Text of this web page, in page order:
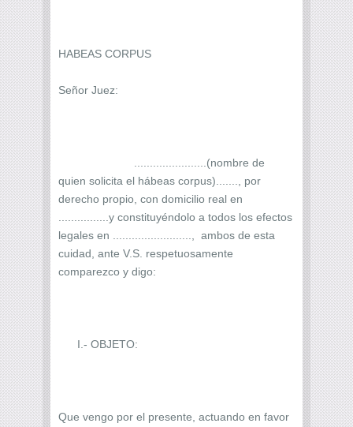
HABEAS CORPUS
Señor Juez:
.......................(nombre de
quien solicita el hábeas corpus)......., por
derecho propio, con domicilio real en
................y constituyéndolo a todos los efectos
legales en ........................., ambos de esta
cuidad, ante V.S. respetuosamente
comparezco y digo:
I.- OBJETO:
Que vengo por el presente, actuando en favor